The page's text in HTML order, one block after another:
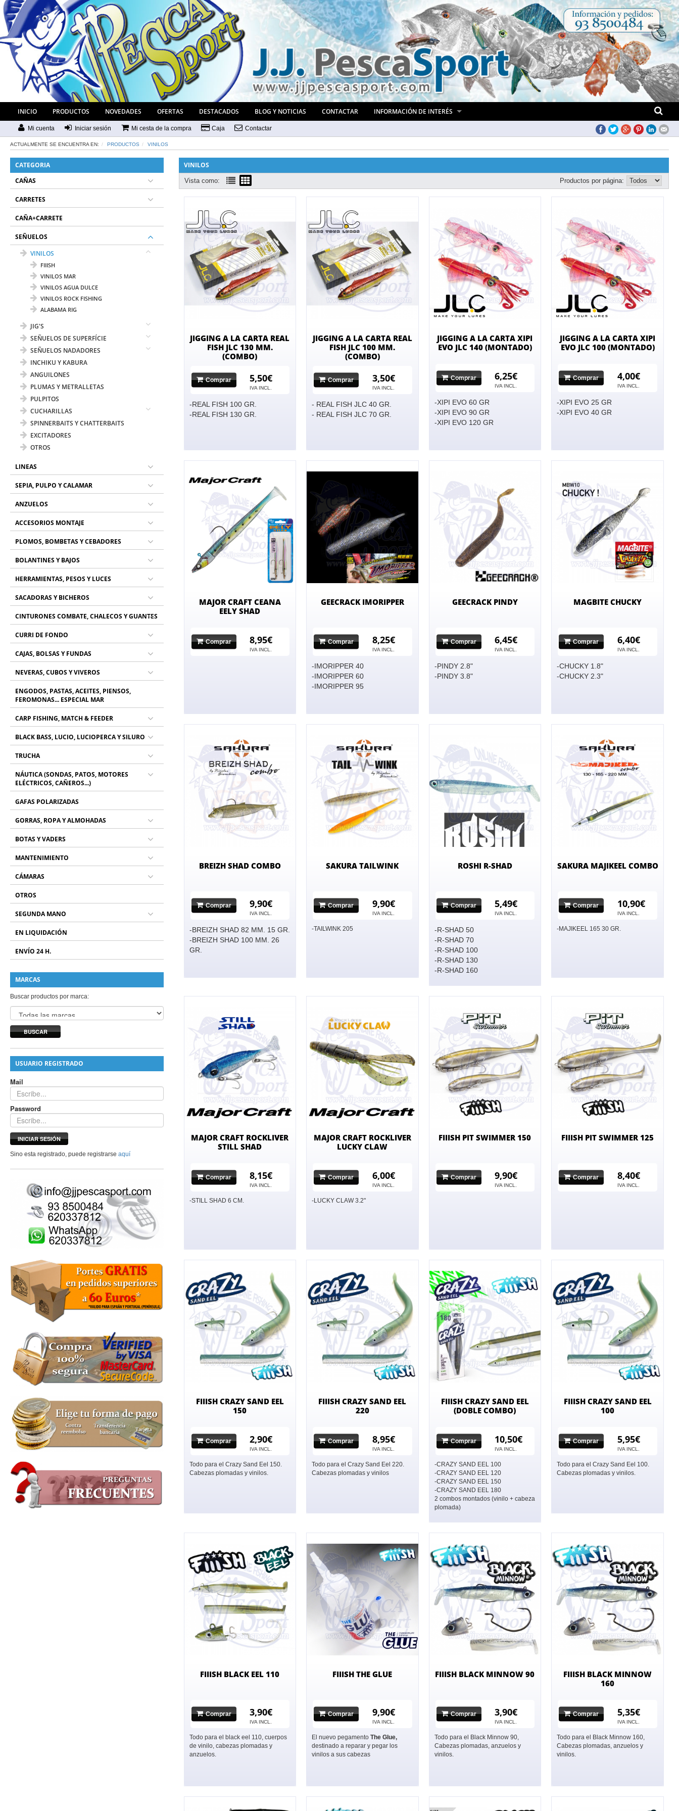
INICIO PRODUCTOS NOVEDADES OFERTAS DESTACADOS BLOG Y NOTICIAS CONTACTAR INFORMACIÓN DE INTERÉS
Mi cuenta Iniciar sesión Mi cesta de la compra Caja Contactar
ACTUALMENTE SE ENCUENTRA EN: PRODUCTOS VINILOS
CATEGORIA
CAÑAS
CARRETES
CAÑA+CARRETE
SEÑUELOS
VINILOS
FIIISH
VINILOS MAR
VINILOS AGUA DULCE
VINILOS ROCK FISHING
ALABAMA RIG
JIG'S
SEÑUELOS DE SUPERFÍCIE
SEÑUELOS NADADORES
INCHIKU Y KABURA
ANGUILONES
PLUMAS Y METRALLETAS
PULPITOS
CUCHARILLAS
SPINNERBAITS Y CHATTERBAITS
EXCITADORES
OTROS
LINEAS
SEPIA, PULPO Y CALAMAR
ANZUELOS
ACCESORIOS MONTAJE
PLOMOS, BOMBETAS Y CEBADORES
BOLANTINES Y BAJOS
HERRAMIENTAS, PESOS Y LUCES
SACADORAS Y BICHEROS
CINTURONES COMBATE, CHALECOS Y GUANTES
CURRI DE FONDO
CAJAS, BOLSAS Y FUNDAS
NEVERAS, CUBOS Y VIVEROS
ENGODOS, PASTAS, ACEITES, PIENSOS,
FEROMONAS... ESPECIAL MAR
CARP FISHING, MATCH & FEEDER
BLACK BASS, LUCIO, LUCIOPERCA Y SILURO
TRUCHA
NÁUTICA (SONDAS, PATOS, MOTORES
ELÉCTRICOS, CAÑEROS...)
GAFAS POLARIZADAS
GORRAS, ROPA Y ALMOHADAS
BOTAS Y VADERS
MANTENIMIENTO
CÁMARAS
OTROS
SEGUNDA MANO
EN LIQUIDACIÓN
ENVÍO 24 H.
MARCAS
Buscar productos por marca:
BUSCAR
USUARIO REGISTRADO
Mail
Password
INICIAR SESIÓN
Sino esta registrado, puede registrarseaquí
VINILOS
Vista como: Productos por página:
JIGGING A LA CARTA REAL
FISH JLC 130 MM.
(COMBO)
Comprar 5,50€
IVA INCL.
-REAL FISH 100 GR.
-REAL FISH 130 GR.
JIGGING A LA CARTA REAL
FISH JLC 100 MM.
(COMBO)
Comprar 3,50€
IVA INCL.
- REAL FISH JLC 40 GR.
- REAL FISH JLC 70 GR.
JIGGING A LA CARTA XIPI
EVO JLC 140 (MONTADO)
Comprar 6,25€
IVA INCL.
-XIPI EVO 60 GR
-XIPI EVO 90 GR
-XIPI EVO 120 GR
JIGGING A LA CARTA XIPI
EVO JLC 100 (MONTADO)
Comprar 4,00€
IVA INCL.
-XIPI EVO 25 GR
-XIPI EVO 40 GR
MAJOR CRAFT CEANA
EELY SHAD
Comprar 8,95€
IVA INCL.
GEECRACK IMORIPPER
Comprar 8,25€
IVA INCL.
-IMORIPPER 40
-IMORIPPER 60
-IMORIPPER 95
GEECRACK PINDY
Comprar 6,45€
IVA INCL.
-PINDY 2.8"
-PINDY 3.8"
MAGBITE CHUCKY
Comprar 6,40€
IVA INCL.
-CHUCKY 1.8"
-CHUCKY 2.3"
BREIZH SHAD COMBO
Comprar 9,90€
IVA INCL.
-BREIZH SHAD 82 MM. 15 GR.
-BREIZH SHAD 100 MM. 26
GR.
SAKURA TAILWINK
Comprar 9,90€
IVA INCL.
-TAILWINK 205
ROSHI R-SHAD
Comprar 5,49€
IVA INCL.
-R-SHAD 50
-R-SHAD 70
-R-SHAD 100
-R-SHAD 130
-R-SHAD 160
SAKURA MAJIKEEL COMBO
Comprar 10,90€
IVA INCL.
-MAJIKEEL 165 30 GR.
MAJOR CRAFT ROCKLIVER
STILL SHAD
Comprar 8,15€
IVA INCL.
-STILL SHAD 6 CM.
MAJOR CRAFT ROCKLIVER
LUCKY CLAW
Comprar 6,00€
IVA INCL.
-LUCKY CLAW 3.2"
FIIISH PIT SWIMMER 150
Comprar 9,90€
IVA INCL.
FIIISH PIT SWIMMER 125
Comprar 8,40€
IVA INCL.
FIIISH CRAZY SAND EEL
150
Comprar 2,90€
IVA INCL.
Todo para el Crazy Sand Eel 150.
Cabezas plomadas y vinilos.
FIIISH CRAZY SAND EEL
220
Comprar 8,95€
IVA INCL.
Todo para el Crazy Sand Eel 220.
Cabezas plomadas y vinilos
FIIISH CRAZY SAND EEL
(DOBLE COMBO)
Comprar 10,50€
IVA INCL.
-CRAZY SAND EEL 100
-CRAZY SAND EEL 120
-CRAZY SAND EEL 150
-CRAZY SAND EEL 180
2 combos montados (vinilo + cabeza
plomada)
FIIISH CRAZY SAND EEL
100
Comprar 5,95€
IVA INCL.
Todo para el Crazy Sand Eel 100.
Cabezas plomadas y vinilos.
FIIISH BLACK EEL 110
Comprar 3,90€
IVA INCL.
Todo para el black eel 110, cuerpos
de vinilo, cabezas plomadas y
anzuelos.
FIIISH THE GLUE
Comprar 9,90€
IVA INCL.
El nuevo pegamentoTheGlue,
destinado a reparar y pegar los
vinilos a sus cabezas
FIIISH BLACK MINNOW 90
Comprar 3,90€
IVA INCL.
Todo para el Black Minnow 90,
Cabezas plomadas, anzuelos y
vinilos.
FIIISH BLACK MINNOW
160
Comprar 5,35€
IVA INCL.
Todo para el Black Minnow 160,
Cabezas plomadas, anzuelos y
vinilos.